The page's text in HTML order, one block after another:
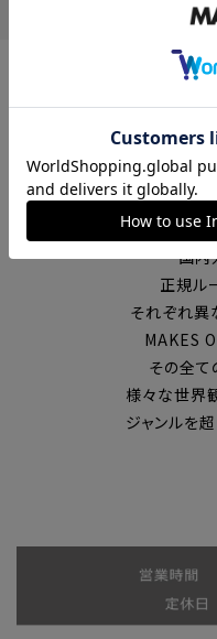
富山の中心
セレク
国内
正規ル
それぞれ異
MAKES
その全て
様々な世界
ジャンルを